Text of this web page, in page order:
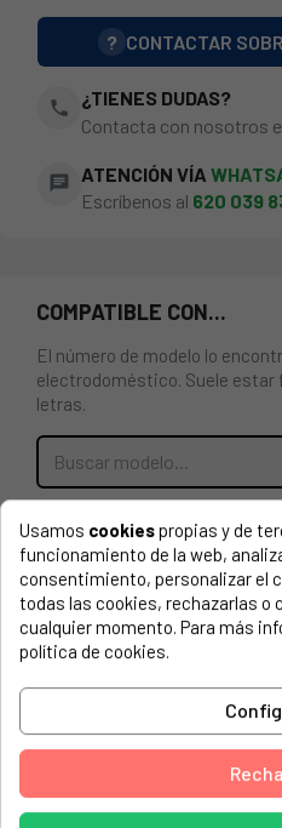
? CONTACTAR
phone
¿TIENES DUDAS?
Contacta con nosotros
chat ATENCIÓN VÍA
Escríbenos al 620 039
COMPATIBLE CON...
El número de modelo lo
electrodoméstico. Suele estar
letras.
GOMA ESCOTILLA LAVADORA
MATURA, 914002364 01 9020,
MATURA, 914002365 01 9040,
MATURA, 914002366 01 9010,
AEG, 47BDECA01A 10/11/2003
AEG, 54840LAVAMAT
AEG, 64840LLAVAMAT
AEG, 914002023 02
Usamos cookiespropias y de
funcionamiento de la web,
consentimiento, personalizar el
todas las cookies, rechazarlas o
cualquier momento. Para más
política de cookies.